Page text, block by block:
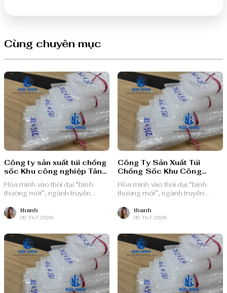
Cùng chuyên mục
Công ty sản xuất túi chống
sốc Khu công nghiệp Tân
Đông Hiệp B
Hòa mình vào thời đại “bình
thường mới”, ngành truyền
nguồn lực dồi dào và chiến lược
bài bản, sẵn sàng ghi danh trên
thanh
05 Th7 2026
Công Ty Sản Xuất Túi
Chống Sốc Khu Công
Nghiệp Bình Đường
Hòa mình vào thời đại “bình
thường mới”, ngành truyền
nguồn lực dồi dào và chiến lược
bài bản, sẵn sàng ghi danh trên
thanh
05 Th7 2026